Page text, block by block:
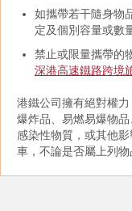
如攜帶若干隨身物
定及個別容量或數
禁止或限量攜帶的
深港高速鐵路跨境
港鐵公司擁有絕對權力
爆炸品、易燃易爆物
感染性物質，或其他
車，不論是否屬上列物